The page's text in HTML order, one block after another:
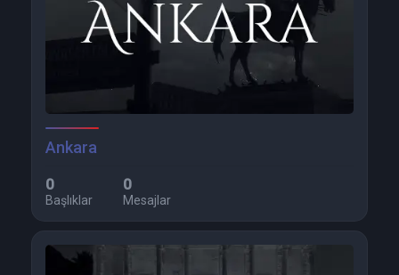
Ankara
0
Başlıklar
0
Mesajlar